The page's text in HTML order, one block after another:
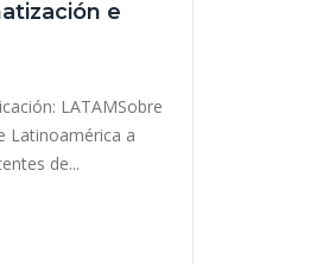
e
LATAMSobre
Latinoamérica a
de...